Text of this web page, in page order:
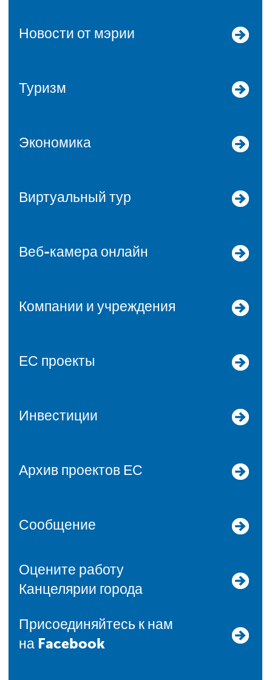
Новости от мэрии
Туризм
Экономика
Виртуальный тур
Веб-камера онлайн
Компании и учреждения
ЕС проекты
Инвестиции
Архив проектов ЕС
Сообщение
Оцените работу
Канцелярии города
Присоединяйтесь к нам
на Facebook